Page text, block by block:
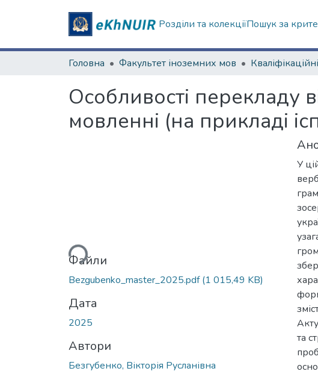
Розділи та колекціїПошук за
Головна Факультет іноземних мов
Особливості перекладу
мовленні (на прикладі
Вантажиться...
Файли
Bezgubenko_master_2025.pdf(1 015,49 KB)
Дата
2025
Автори
Безгубенко, Вікторія Русланівна
У
та